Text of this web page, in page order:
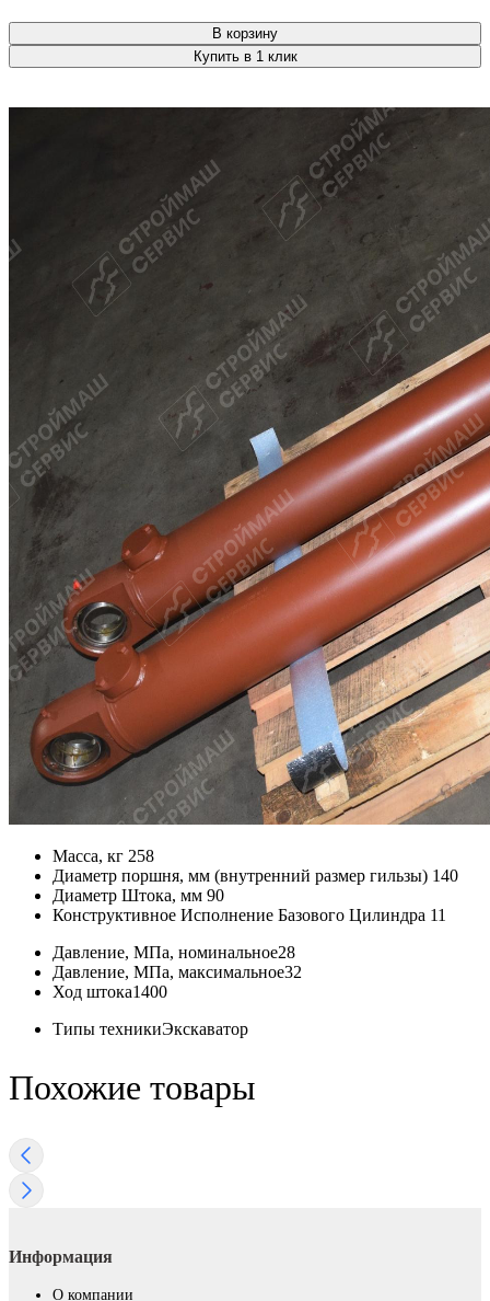
В корзину
Купить в 1 клик
Масса, кг 258
Диаметр поршня, мм (внутренний размер гильзы) 140
Диаметр Штока, мм 90
Конструктивное Исполнение Базового Цилиндра 11
Давление, МПа, номинальное28
Давление, МПа, максимальное32
Ход штока1400
Типы техникиЭкскаватор
Похожие товары
Информация
О компании